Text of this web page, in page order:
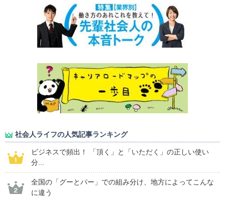
社会人ライフの人気記事ランキング
ビジネスで頻出！ 「頂く」と「いただく」の正しい使い
分...
全国の「グーとパー」での組み分け、地方によってこんな
に違う